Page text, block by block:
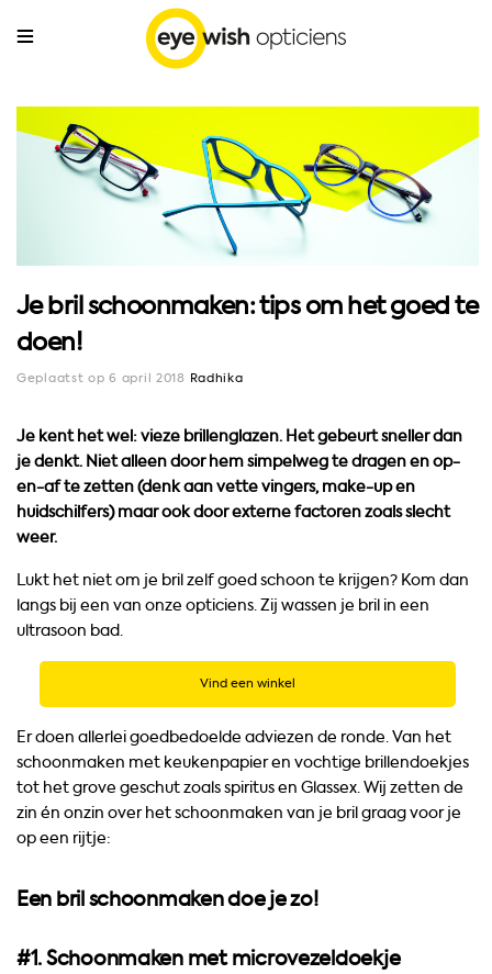
Je bril schoonmaken: tips om het goed te
doen!
Geplaatst op 6 april 2018 Radhika
Je kent het wel: vieze brillenglazen. Het gebeurt sneller dan
je denkt. Niet alleen door hem simpelweg te dragen en op-
en-af te zetten (denk aan vette vingers, make-up en
huidschilfers) maar ook door externe factoren zoals slecht
weer.
Lukt het niet om je bril zelf goed schoon te krijgen? Kom dan
langs bij een van onze opticiens. Zij wassen je bril in een
ultrasoon bad.
Vind een winkel
Er doen allerlei goedbedoelde adviezen de ronde. Van het
schoonmaken met keukenpapier en vochtige brillendoekjes
tot het grove geschut zoals spiritus en Glassex. Wij zetten de
zin én onzin over het schoonmaken van je bril graag voor je
op een rijtje:
Een bril schoonmaken doe je zo!
#1. Schoonmaken met microvezeldoekje